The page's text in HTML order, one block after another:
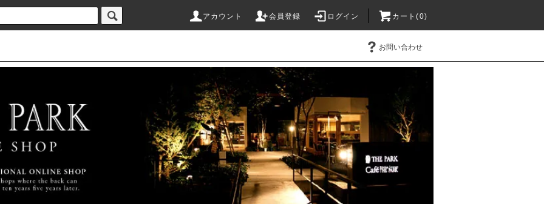
アカウント 会員登録 ログイン カート(0)
お問い合わせ